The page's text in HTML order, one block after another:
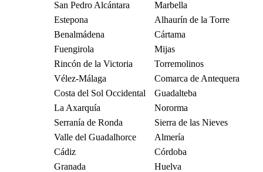
San Pedro Alcántara
Marbella
Estepona
Alhaurín de la Torre
Benalmádena
Cártama
Fuengirola
Mijas
Rincón de la Victoria
Torremolinos
Vélez-Málaga
Comarca de Antequera
Costa del Sol Occidental
Guadalteba
La Axarquía
Nororma
Serranía de Ronda
Sierra de las Nieves
Valle del Guadalhorce
Almería
Cádiz
Córdoba
Granada
Huelva